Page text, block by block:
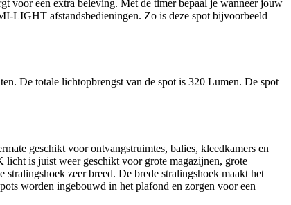
voor een extra beleving. Met de timer bepaal je wanneer jouw
LIGHT afstandsbedieningen. Zo is deze spot bijvoorbeeld
De totale lichtopbrengst van de spot is 320 Lumen. De spot
geschikt voor ontvangstruimtes, balies, kleedkamers en
is juist weer geschikt voor grote magazijnen, grote
zeer breed. De brede stralingshoek maakt het
worden ingebouwd in het plafond en zorgen voor een